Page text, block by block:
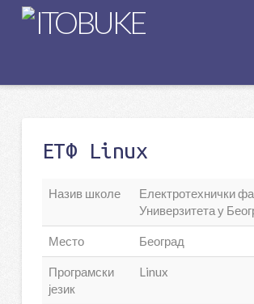
ЕТФ Linux
Назив школе
Електротехнички
Универзитета у
Место Београд
Програмски
језик
Linux